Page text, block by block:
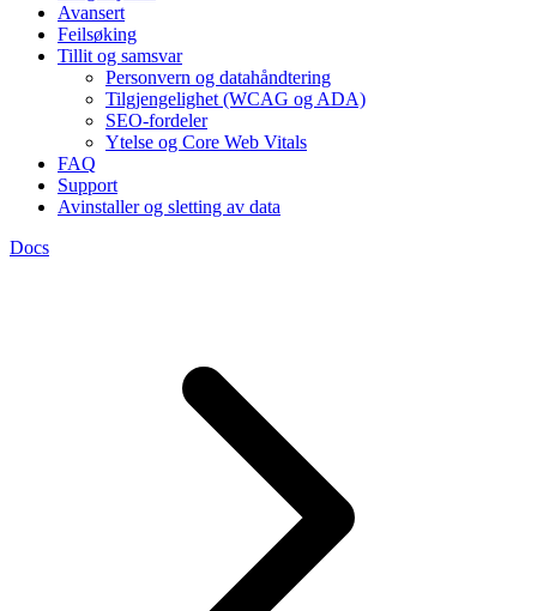
Avansert
Feilsøking
Tillit og samsvar
Personvern og datahåndtering
Tilgjengelighet (WCAG og ADA)
SEO-fordeler
Ytelse og Core Web Vitals
FAQ
Support
Avinstaller og sletting av data
Docs